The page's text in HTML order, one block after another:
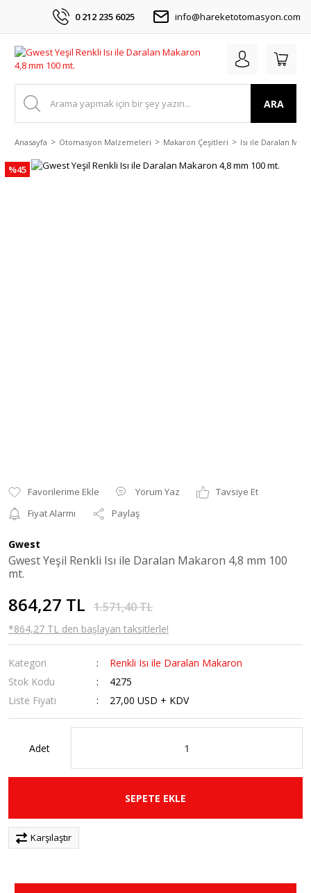
0 212 235 6025 info@hareketotomasyon.com
ARA
Anasayfa Otomasyon Malzemeleri Makaron Çeşitleri Isı ile Daralan
%45
Yorum Yaz
Tavsiye Et
Fiyat Alarmı
Paylaş
Gwest
Gwest Yeşil Renkli Isı ile Daralan Makaron 4,8 mm 100
mt.
864,27 TL 1.571,40 TL
*864,27 TL den başlayan taksitlerle!
Kategori
Renkli Isı ile Daralan Makaron
Stok Kodu
4275
Liste Fiyatı
27,00 USD + KDV
Adet
SEPETE EKLE
Karşılaştır